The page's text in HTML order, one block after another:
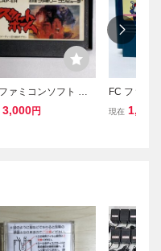
ァミコンソフト ス
トホーム CAP-EH
3,000円
FC ファミ
ッピーキッ
現在 1,034